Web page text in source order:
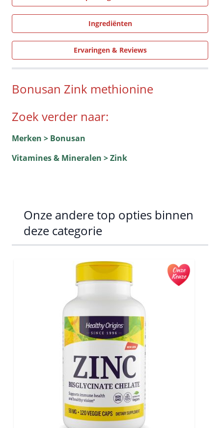
Ingrediënten
Ervaringen & Reviews
Bonusan Zink methionine
Zoek verder naar:
Merken > Bonusan
Vitamines & Mineralen > Zink
Onze andere top opties binnen
deze categorie